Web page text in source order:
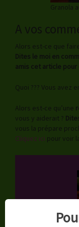
Granola
A vos
Alors est-ce que
Dites le moi en
amis cet article pour
Quoi ??? Vous avez
Alors est-ce qu’une
vous y aiderait ?
vous la prépare
Cliquez ici pour voir